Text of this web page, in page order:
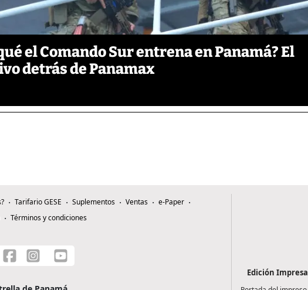
el Comando Sur entrena en Panamá? El
detrás de Panamax
Tarifario GESE Suplementos Ventas
e-Paper
Términos y condiciones
Edición Impresa